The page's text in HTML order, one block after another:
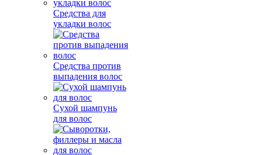
Средства для
укладки волос
Средства против
выпадения волос
Сухой шампунь
для волос